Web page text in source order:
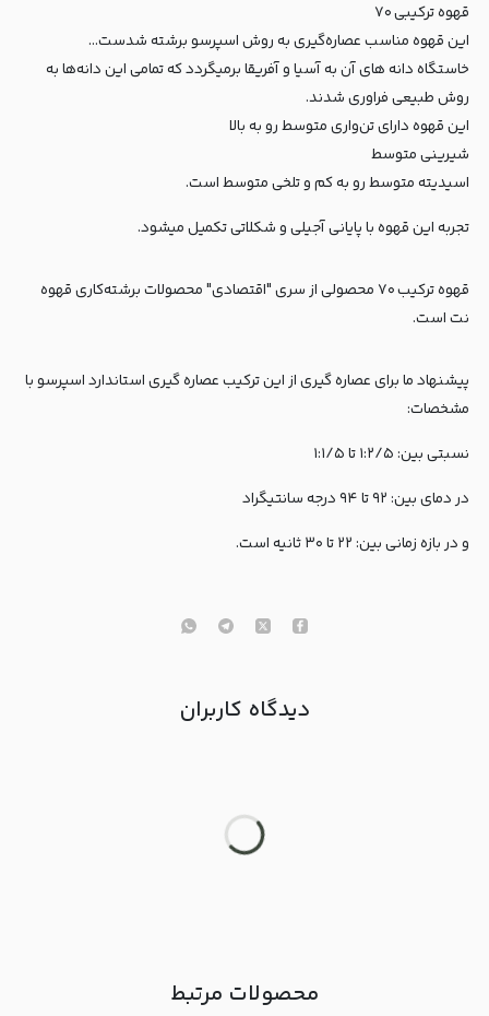
قهوه ترکیبی ۷۰
این قهوه مناسب عصاره‌گیری به روش اسپرسو برشته شدست...
خاستگاه دانه های آن به آسیا و آفریقا برمیگردد که تمامی این دانه‌ها به
روش طبیعی فراوری شدند.
این قهوه دارای تن‌واری متوسط رو به بالا
شیرینی متوسط
اسیدیته متوسط رو به کم و تلخی متوسط است.
تجربه این قهوه با پایانی آجیلی و شکلاتی تکمیل میشود.
قهوه ترکیب ۷۰ محصولی از سری "اقتصادی" محصولات برشته‌کاری قهوه
نت است.
پیشنهاد ما برای عصاره گیری از این ترکیب عصاره گیری استاندارد اسپرسو با
مشخصات:
نسبتی بین: ۱:۲/۵ تا ۱:۱/۵
در دمای بین: ۹۲ تا ۹۴ درجه سانتیگراد
و در بازه زمانی بین: ۲۲ تا ۳۰ ثانیه است.
دیدگاه کاربران
محصولات مرتبط